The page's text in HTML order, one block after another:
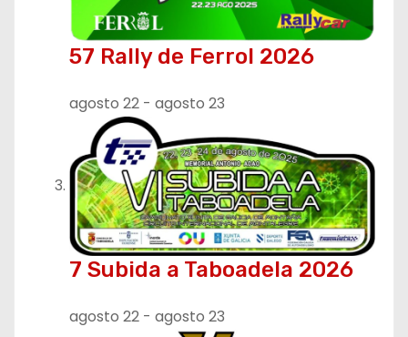
57 Rally de Ferrol 2026
agosto 22 - agosto 23
7 Subida a Taboadela 2026
agosto 22 - agosto 23